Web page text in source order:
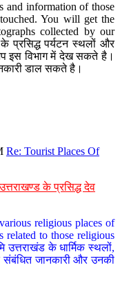
and information of those
You will get the
collected by our
प्रसिद्ध पर्यटन स्थलों और
इस विभाग में देख सकते है।
डाल सकते है।
Re: Tourist Places Of
के प्रसिद्ध देव
religious places of
related to those religious
उत्तराखंड के धार्मिक स्थलों,
संबंधित जानकारी और उनकी